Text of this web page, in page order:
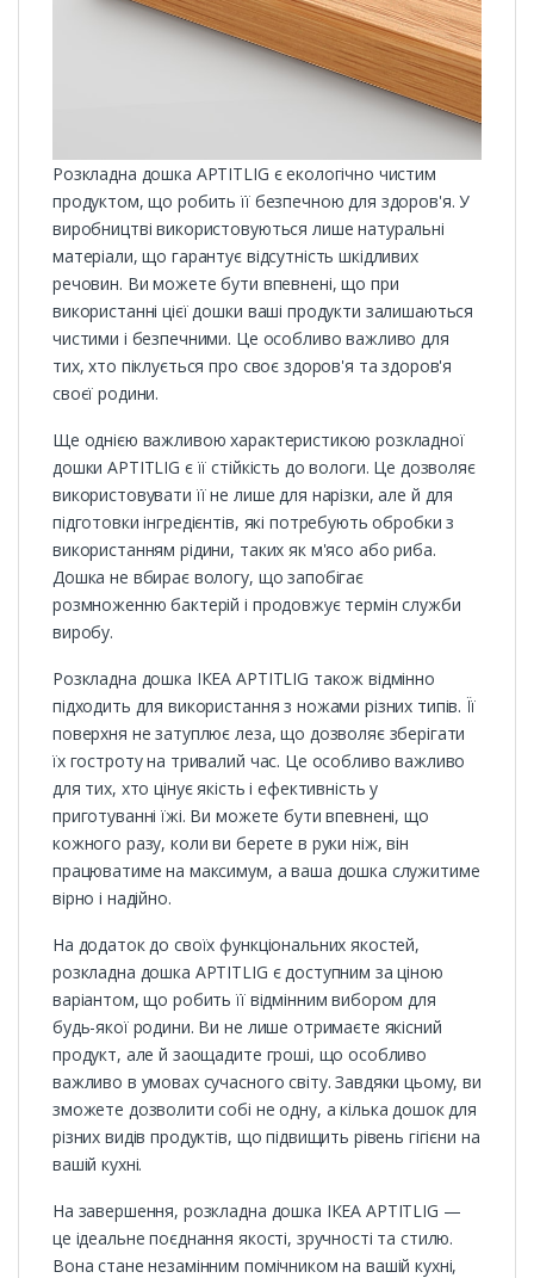
Розкладна дошка APTITLIG є екологічно чистим
продуктом, що робить її безпечною для здоров'я. У
виробництві використовуються лише натуральні
матеріали, що гарантує відсутність шкідливих
речовин. Ви можете бути впевнені, що при
використанні цієї дошки ваші продукти залишаються
чистими і безпечними. Це особливо важливо для
тих, хто піклується про своє здоров'я та здоров'я
своєї родини.
Ще однією важливою характеристикою розкладної
дошки APTITLIG є її стійкість до вологи. Це дозволяє
використовувати її не лише для нарізки, але й для
підготовки інгредієнтів, які потребують обробки з
використанням рідини, таких як м'ясо або риба.
Дошка не вбирає вологу, що запобігає
розмноженню бактерій і продовжує термін служби
виробу.
Розкладна дошка ІКЕА APTITLIG також відмінно
підходить для використання з ножами різних типів. Її
поверхня не затуплює леза, що дозволяє зберігати
їх гостроту на тривалий час. Це особливо важливо
для тих, хто цінує якість і ефективність у
приготуванні їжі. Ви можете бути впевнені, що
кожного разу, коли ви берете в руки ніж, він
працюватиме на максимум, а ваша дошка служитиме
вірно і надійно.
На додаток до своїх функціональних якостей,
розкладна дошка APTITLIG є доступним за ціною
варіантом, що робить її відмінним вибором для
будь-якої родини. Ви не лише отримаєте якісний
продукт, але й заощадите гроші, що особливо
важливо в умовах сучасного світу. Завдяки цьому, ви
зможете дозволити собі не одну, а кілька дошок для
різних видів продуктів, що підвищить рівень гігієни на
вашій кухні.
На завершення, розкладна дошка ІКЕА APTITLIG —
це ідеальне поєднання якості, зручності та стилю.
Вона стане незамінним помічником на вашій кухні,